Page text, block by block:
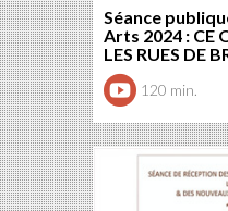
Séance
Arts 2024 : CE
LES RUES DE
120 min.